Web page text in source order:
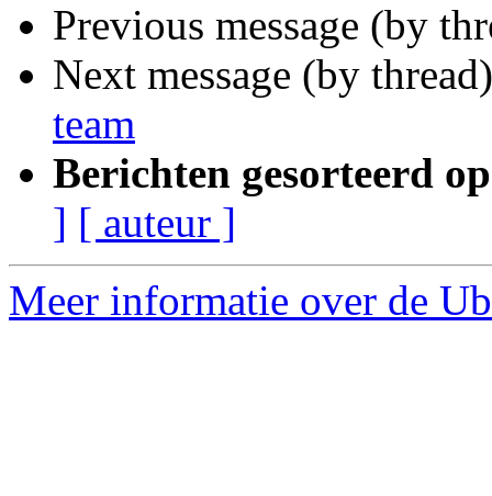
Previous message (by
Next message (by
team
Berichten gesorteerd
] [ auteur ]
Meer informatie over de